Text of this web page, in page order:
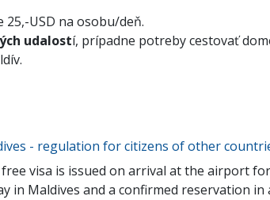
25,-USD na osobu/deň.
udalostí, prípadne potreby cestovať
- regulation for citizens of other
visa is issued on arrival at the airport
in Maldives and a confirmed reservation in